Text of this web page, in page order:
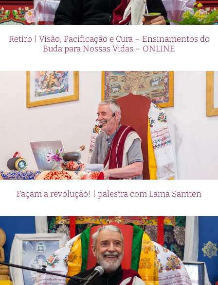
Retiro | Visão, Pacificação e Cura – Ensinamentos do
Buda para Nossas Vidas – ONLINE
Façam a revolução! | palestra com Lama Samten